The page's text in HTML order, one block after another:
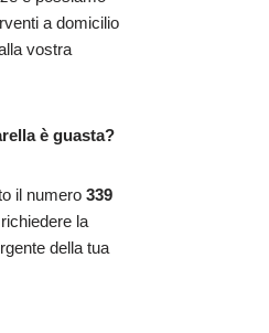
a domicilio
vostra
è guasta?
il numero 339
la
della tua